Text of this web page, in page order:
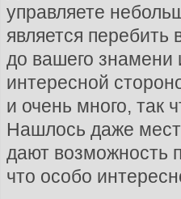
управляете
является перебить
до вашего знамени
интересной
и очень много, так
Нашлось даже
дают возможность
что особо